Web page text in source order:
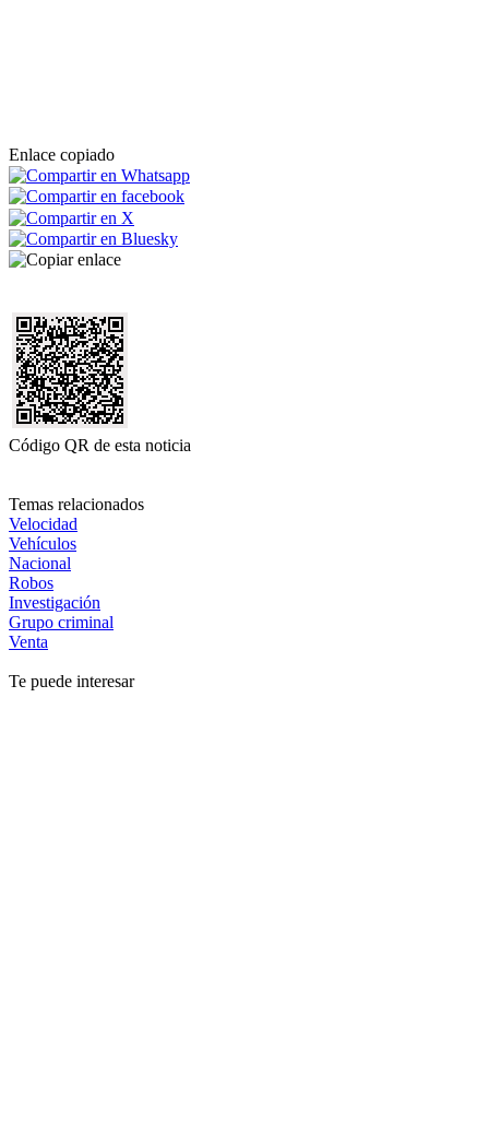
Enlace copiado
Código QR de esta noticia
Temas relacionados
Velocidad
Vehículos
Nacional
Robos
Investigación
Grupo criminal
Venta
Te puede interesar